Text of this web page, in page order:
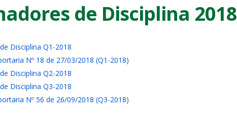
de Disciplina 2018
Disciplina Q1-2018
Nº 18 de 27/03/2018 (Q1-2018)
Disciplina Q2-2018
Disciplina Q3-2018
Nº 56 de 26/09/2018 (Q3-2018)